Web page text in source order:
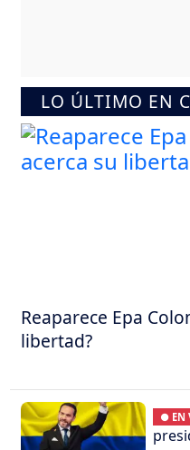
LO ÚLTIMO EN
Reaparece Epa
libertad?
● EN